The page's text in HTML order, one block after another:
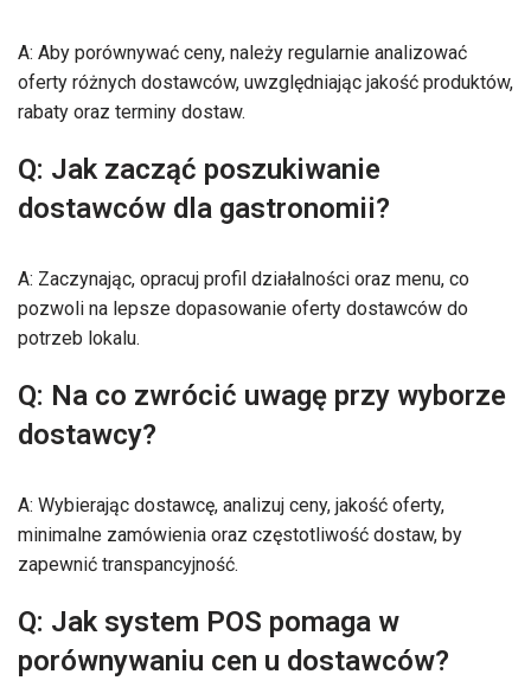
A: Aby porównywać ceny, należy regularnie analizować
oferty różnych dostawców, uwzględniając jakość produktów,
rabaty oraz terminy dostaw.
Q: Jak zacząć poszukiwanie
dostawców dla gastronomii?
A: Zaczynając, opracuj profil działalności oraz menu, co
pozwoli na lepsze dopasowanie oferty dostawców do
potrzeb lokalu.
Q: Na co zwrócić uwagę przy wyborze
dostawcy?
A: Wybierając dostawcę, analizuj ceny, jakość oferty,
minimalne zamówienia oraz częstotliwość dostaw, by
zapewnić transpancyjność.
Q: Jak system POS pomaga w
porównywaniu cen u dostawców?